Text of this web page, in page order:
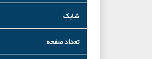
شابک
تعداد صفحه